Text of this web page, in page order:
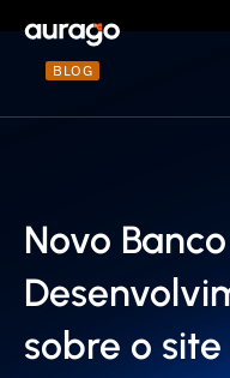
BLOG
Novo
sobre o